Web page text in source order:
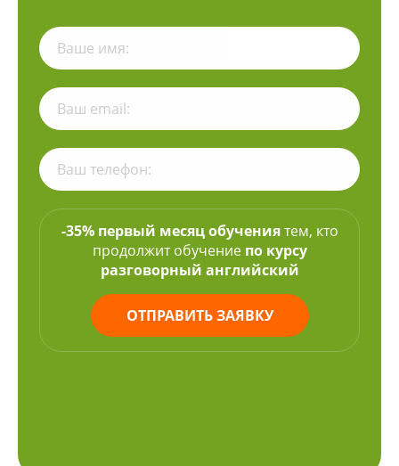
-35% первый месяц обучениятем, кто
продолжит обучение по курсу
разговорный английский
ОТПРАВИТЬ ЗАЯВКУ